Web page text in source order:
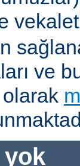
ve
olarak
yok